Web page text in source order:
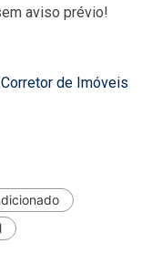
aviso prévio!
Corretor de Imóveis